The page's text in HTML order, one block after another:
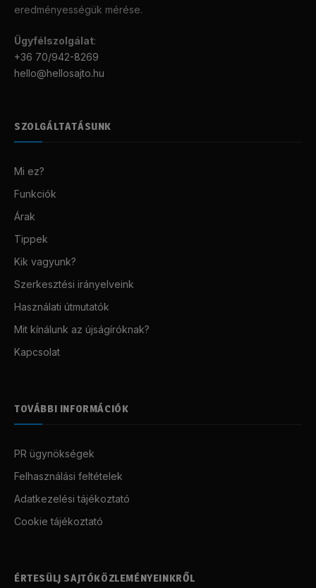
eredményességük mérése.
Ügyfélszolgálat:
+36 70/942-8269
hello@hellosajto.hu
SZOLGÁLTATÁSUNK
Mi ez?
Funkciók
Árak
Tippek
Kik vagyunk?
Szerkesztési irányelveink
Használati útmutatók
Mit kínálunk az újságíróknak?
Kapcsolat
TOVÁBBI INFORMÁCIÓK
PR ügynökségek
Felhasználási feltételek
Adatkezelési tájékoztató
Cookie tájékoztató
ÉRTESÜLJ SAJTÓKÖZLEMÉNYEINKRŐL